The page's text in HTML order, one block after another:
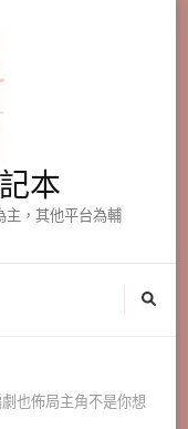
本
主，其他平台為輔
也佈局主角不是你想